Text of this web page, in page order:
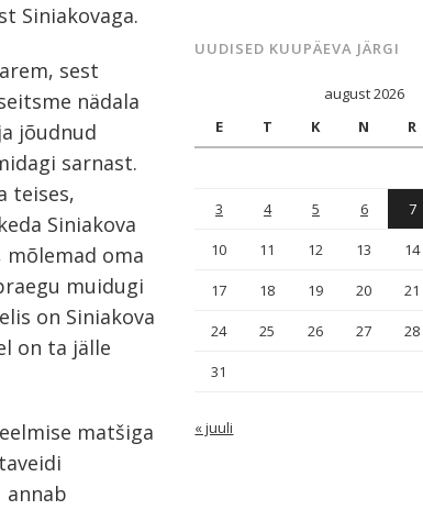
Siniakovaga.
sest
nädala
jõudnud
sarnast.
teises,
Siniakova
mõlemad oma
muidugi
on Siniakova
on ta jälle
matšiga
annab
UUDISED KUUPÄEVA JÄRGI
august 2026
E
T K N R
3 4 5 6 7
10 11 12 13 14
17 18 19 20 21
24 25 26 27 28
31
« juuli